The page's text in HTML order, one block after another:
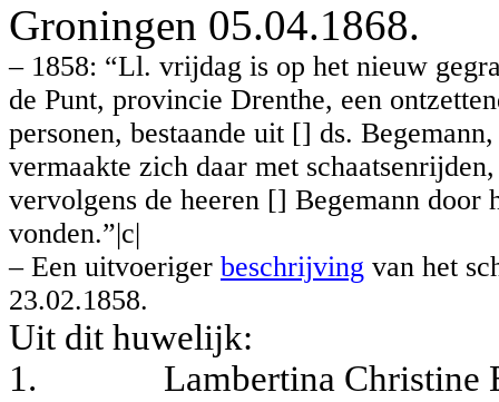
Groningen 05.04.1868.
– 1858: “Ll. vrijdag is op het nieuw
de Punt, provincie Drenthe, een
personen, bestaande uit [] ds.
vermaakte zich daar met
vervolgens de heeren [] Begemann
vonden.”|c|
– Een uitvoeriger beschrijving van het
23.02.1858.
Uit dit huwelijk:
1.
Lambertina Christine